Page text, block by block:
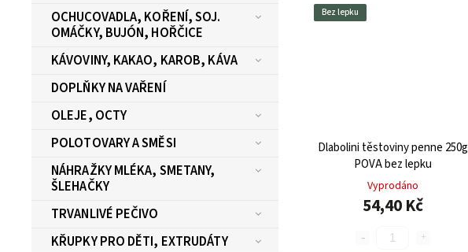
OCHUCOVADLA, KOŘENÍ, SOJ.
OMÁČKY, BUJÓN, HOŘČICE
KÁVOVINY, KAKAO, KAROB, KÁVA
DOPLŇKY NA VAŘENÍ
OLEJE, OCTY
POLOTOVARY A SMĚSI
NÁHRAŽKY MLÉKA, SMETANY,
ŠLEHAČKY
TRVANLIVÉ PEČIVO
KŘUPKY PRO DĚTI, EXTRUDÁTY
Bez lepku
Dlabolini těstoviny penne 250g
POVA bez lepku
Vyprodáno
54,40 Kč